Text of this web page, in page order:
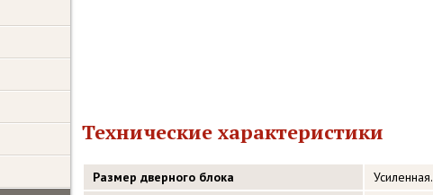
Технические характеристики
Размер дверного блока
Усиленная.